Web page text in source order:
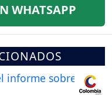
WHATSAPP